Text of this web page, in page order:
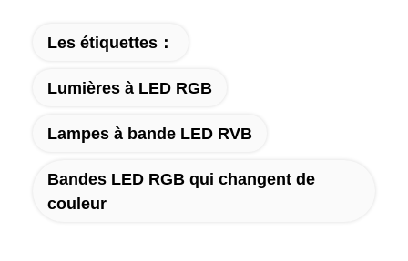
Les étiquettes：
Lumières à LED RGB
Lampes à bande LED RVB
Bandes LED RGB qui changent de
couleur